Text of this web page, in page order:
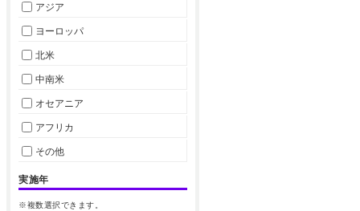
アジア
ヨーロッパ
北米
中南米
オセアニア
アフリカ
その他
実施年
※複数選択できます。